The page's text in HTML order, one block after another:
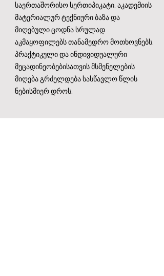
საერთაშორისო სერთიპიკატი. აკადემიის
მატერიალურ ტექნიური ბაზა და
მიღებული ცოდნა სრულად
აკმაყოფილებს თანამედრო მოთხოვნებს.
პრაქტიკული და ინდივიდუალური
მეცადინეობებისათვის მსმენელების
მიღება გრძელდება სასწავლო წლის
ნებისმიერ დროს.